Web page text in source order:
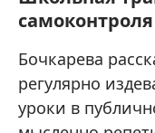
самоконтроля
Бочкарева
регулярно
уроки в